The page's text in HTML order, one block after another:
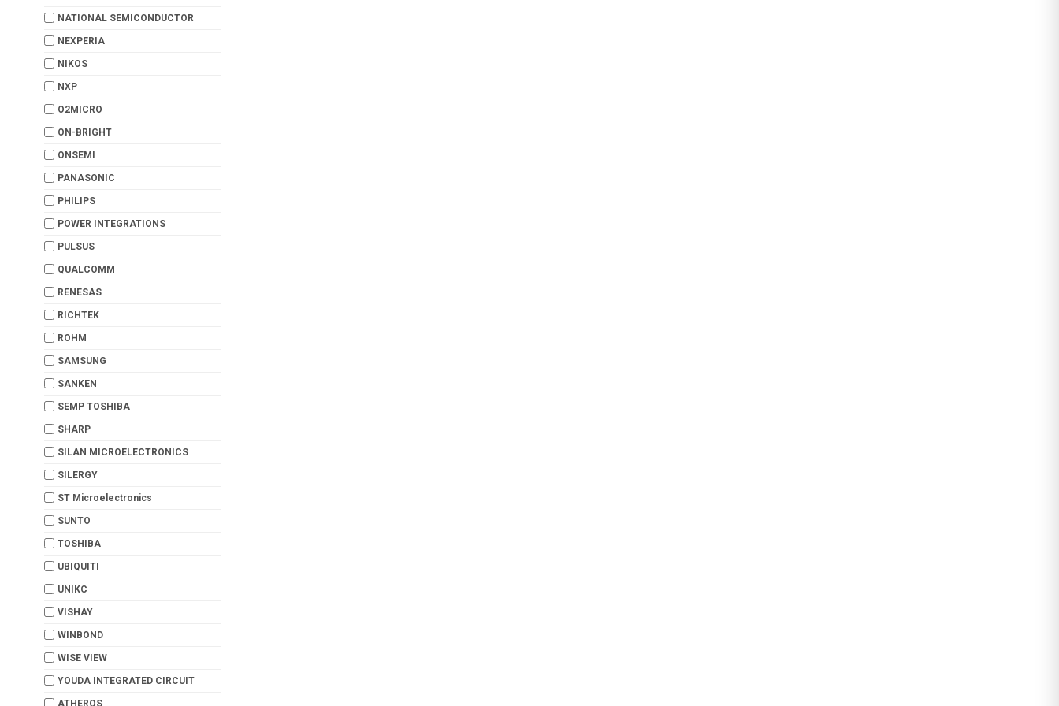
NATIONAL SEMICONDUCTOR
NEXPERIA
NIKOS
NXP
O2MICRO
ON-BRIGHT
ONSEMI
PANASONIC
PHILIPS
POWER INTEGRATIONS
PULSUS
QUALCOMM
RENESAS
RICHTEK
ROHM
SAMSUNG
SANKEN
SEMP TOSHIBA
SHARP
SILAN MICROELECTRONICS
SILERGY
ST Microelectronics
SUNTO
TOSHIBA
UBIQUITI
UNIKC
VISHAY
WINBOND
WISE VIEW
YOUDA INTEGRATED CIRCUIT
ATHEROS